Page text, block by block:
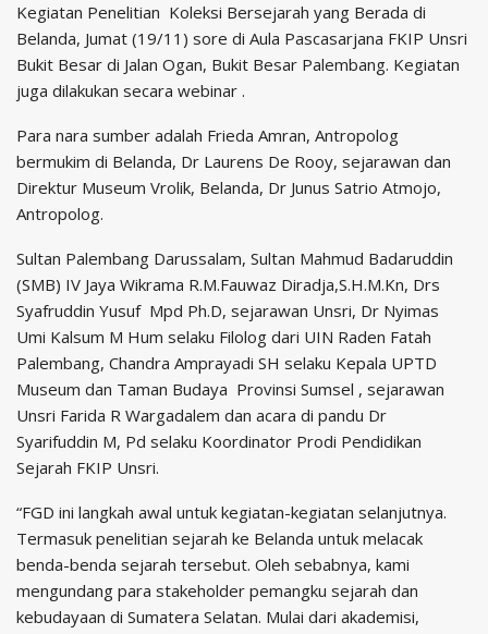
Kegiatan Penelitian Koleksi Bersejarah yang Berada di
Belanda, Jumat (19/11) sore di Aula Pascasarjana FKIP Unsri
Bukit Besar di Jalan Ogan, Bukit Besar Palembang. Kegiatan
juga dilakukan secara webinar .
Para nara sumber adalah Frieda Amran, Antropolog
bermukim di Belanda, Dr Laurens De Rooy, sejarawan dan
Direktur Museum Vrolik, Belanda, Dr Junus Satrio Atmojo,
Antropolog.
Sultan Palembang Darussalam, Sultan Mahmud Badaruddin
(SMB) IV Jaya Wikrama R.M.Fauwaz Diradja,S.H.M.Kn, Drs
Syafruddin Yusuf Mpd Ph.D, sejarawan Unsri, Dr Nyimas
Umi Kalsum M Hum selaku Filolog dari UIN Raden Fatah
Palembang, Chandra Amprayadi SH selaku Kepala UPTD
Museum dan Taman Budaya Provinsi Sumsel , sejarawan
Unsri Farida R Wargadalem dan acara di pandu Dr
Syarifuddin M, Pd selaku Koordinator Prodi Pendidikan
Sejarah FKIP Unsri.
“FGD ini langkah awal untuk kegiatan-kegiatan selanjutnya.
Termasuk penelitian sejarah ke Belanda untuk melacak
benda-benda sejarah tersebut. Oleh sebabnya, kami
mengundang para stakeholder pemangku sejarah dan
kebudayaan di Sumatera Selatan. Mulai dari akademisi,